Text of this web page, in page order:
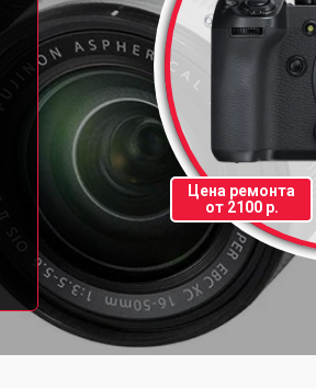
Цена ремонта
от 2100 р.